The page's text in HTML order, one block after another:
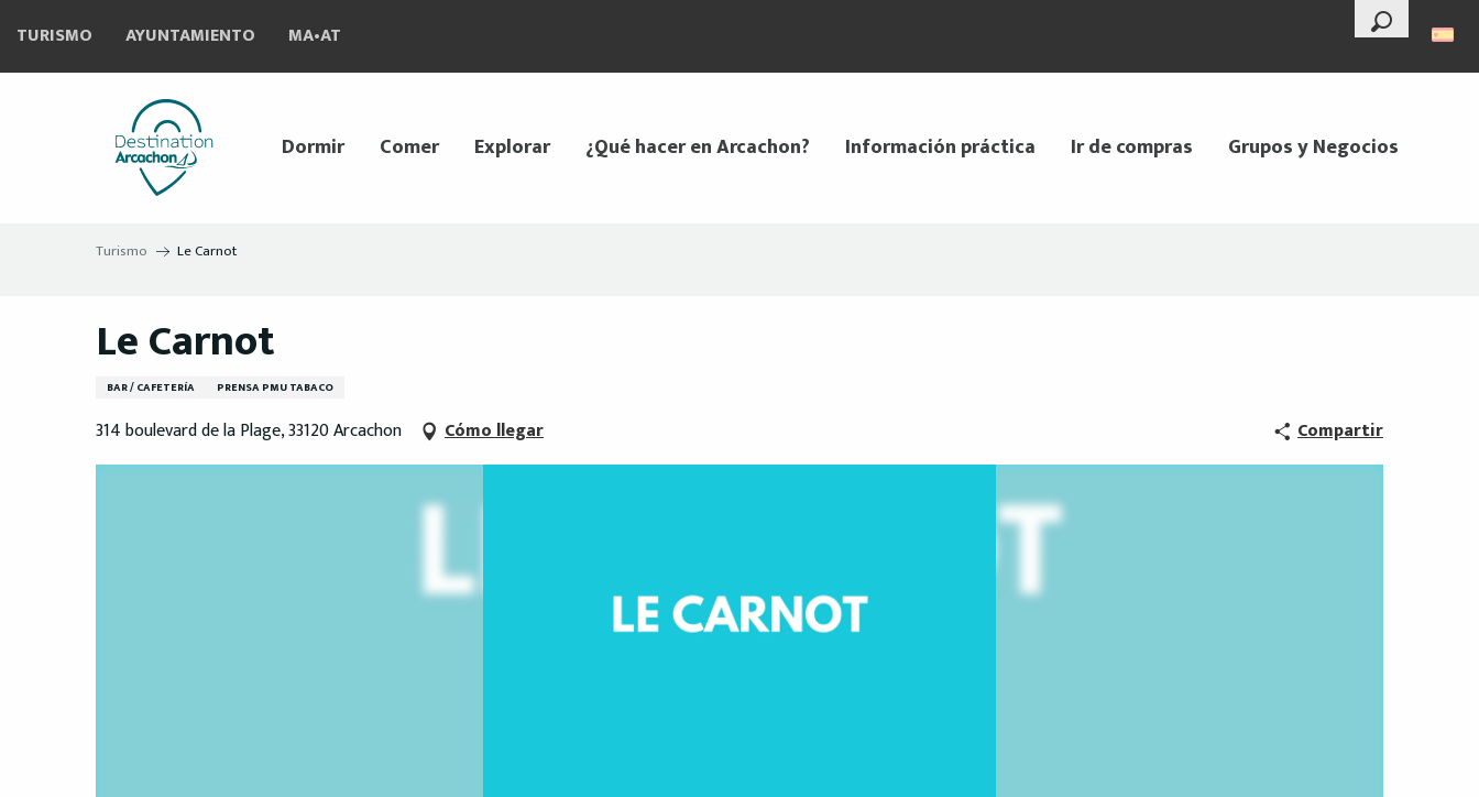
contenu
--°
Buscar
TURISMO AYUNTAMIENTO MA•AT
Dormir Comer Explorar ¿Qué hacer en Arcachon? Información práctica Ir de compras Grupos y Negocios
Turismo Le Carnot
Le Carnot
BAR / CAFETERÍA PRENSA PMU TABACO
314 boulevard de la Plage, 33120 Arcachon Cómo llegar Compartir